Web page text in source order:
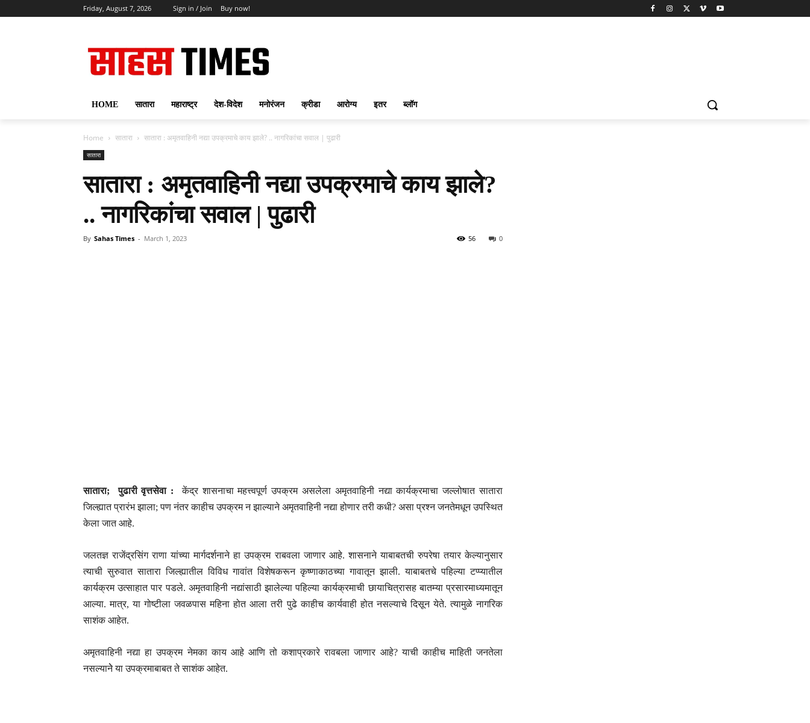
Friday, August 7, 2026 Sign in / Join Buy now!
HOME सातारा महाराष्ट्र देश-विदेश मनोरंजन क्रीडा आरोग्य इतर ब्लॉग
Home सातारा सातारा : अमृतवाहिनी नद्या उपक्रमाचे काय झाले? .. नागरिकांचा सवाल | पुढारी
सातारा
सातारा : अमृतवाहिनी नद्या उपक्रमाचे काय झाले?
.. नागरिकांचा सवाल | पुढारी
By Sahas Times - March 1, 2023 0
56
सातारा; पुढारी वृत्तसेवा :केंद्र शासनाचा महत्त्वपूर्ण उपक्रम असलेला अमृतवाहिनी नद्या कार्यक्रमाचा जल्लोषात सातारा
जिल्ह्यात प्रारंभ झाला; पण नंतर काहीच उपक्रम न झाल्याने अमृतवाहिनी नद्या होणार तरी कधी? असा प्रश्न जनतेमधून उपस्थित
केला जात आहे.
जलतज्ञ राजेंद्रसिंग राणा यांच्या मार्गदर्शनाने हा उपक्रम राबवला जाणार आहे. शासनाने याबाबतची रुपरेषा तयार केल्यानुसार
त्याची सुरुवात सातारा जिल्ह्यातील विविध गावांत विशेषकरून कृष्णाकाठच्या गावातून झाली. याबाबतचे पहिल्या टप्प्यातील
कार्यक्रम उत्साहात पार पडले. अमृतवाहिनी नद्यांसाठी झालेल्या पहिल्या कार्यक्रमाची छायाचित्रासह बातम्या प्रसारमाध्यमातून
आल्या. मात्र, या गोष्टीला जवळपास महिना होत आला तरी पुढे काहीच कार्यवाही होत नसल्याचे दिसून येते. त्यामुळे नागरिक
साशंक आहेत.
अमृतवाहिनी नद्या हा उपक्रम नेमका काय आहे आणि तो कशाप्रकारे रावबला जाणार आहे? याची काहीच माहिती जनतेला
नसल्यानेे या उपक्रमाबाबत ते साशंक आहेत.